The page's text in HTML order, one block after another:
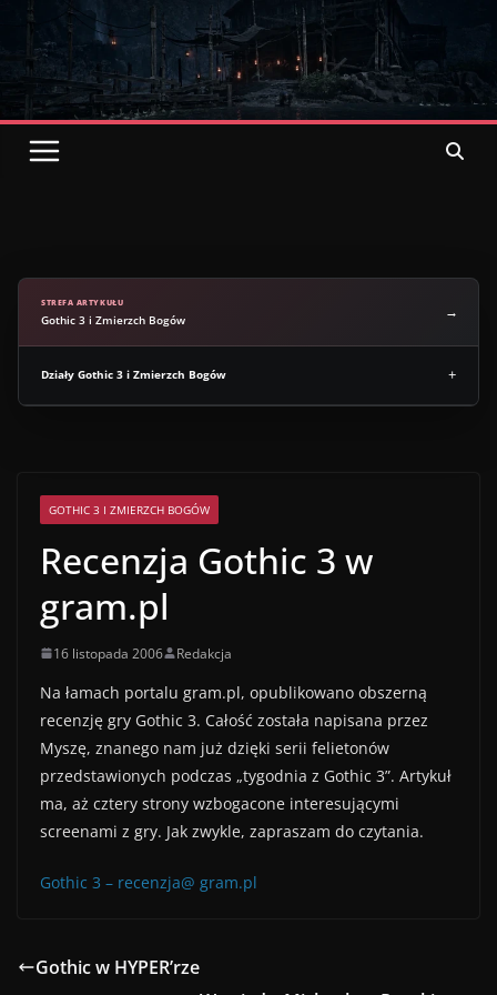
Przejdź
treści
STREFA ARTYKUŁU
Gothic 3 i Zmierzch Bogów
Działy Gothic 3 i Zmierzch Bogów
GOTHIC 3 I ZMIERZCH BOGÓW
Recenzja Gothic 3 w
gram.pl
16 listopada 2006 Redakcja
Na łamach portalu gram.pl, opublikowano obszerną
recenzję gry Gothic 3. Całość została napisana przez
Myszę, znanego nam już dzięki serii felietonów
przedstawionych podczas „tygodnia z Gothic 3”. Artykuł
ma, aż cztery strony wzbogacone interesującymi
screenami z gry. Jak zwykle, zapraszam do czytania.
Gothic 3 – recenzja@ gram.pl
Gothic w HYPER’rze